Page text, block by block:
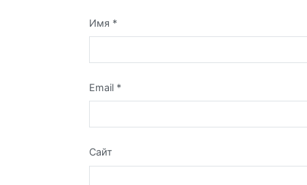
Имя *
Email *
Сайт